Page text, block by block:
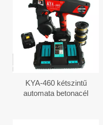
KYA-460 kétszintű
automata betonacél